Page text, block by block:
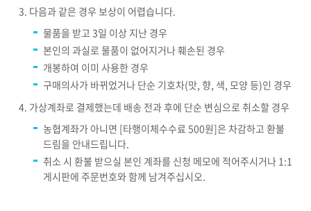
다음과 같은 경우 보상이 어렵습니다.
물품을 받고 3일 이상 지난 경우
본인의 과실로 물품이 없어지거나 훼손된 경우
개봉하여 이미 사용한 경우
구매의사가 바뀌었거나 단순 기호차(맛, 향, 색, 모양 등)인 경우
가상계좌로 결제했는데 배송 전과 후에 단순 변심으로 취소할 경우
농협계좌가 아니면 [타행이체수수료 500원]은 차감하고 환불
드림을 안내드립니다.
취소 시 환불 받으실 본인 계좌를 신청 메모에 적어주시거나 1:1
게시판에 주문번호와 함께 남겨주십시오.